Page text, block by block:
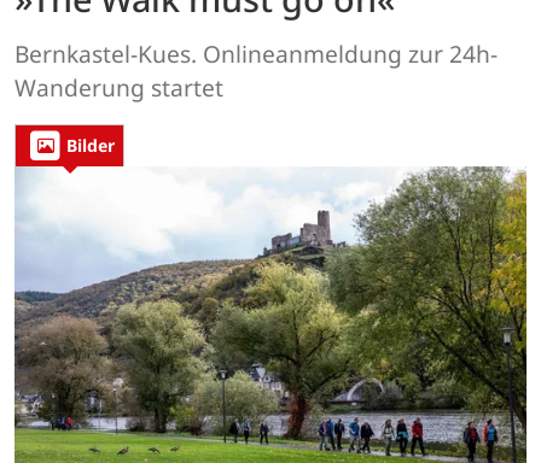
Bernkastel-Kues. Onlineanmeldung zur 24h-
Wanderung startet
Bilder